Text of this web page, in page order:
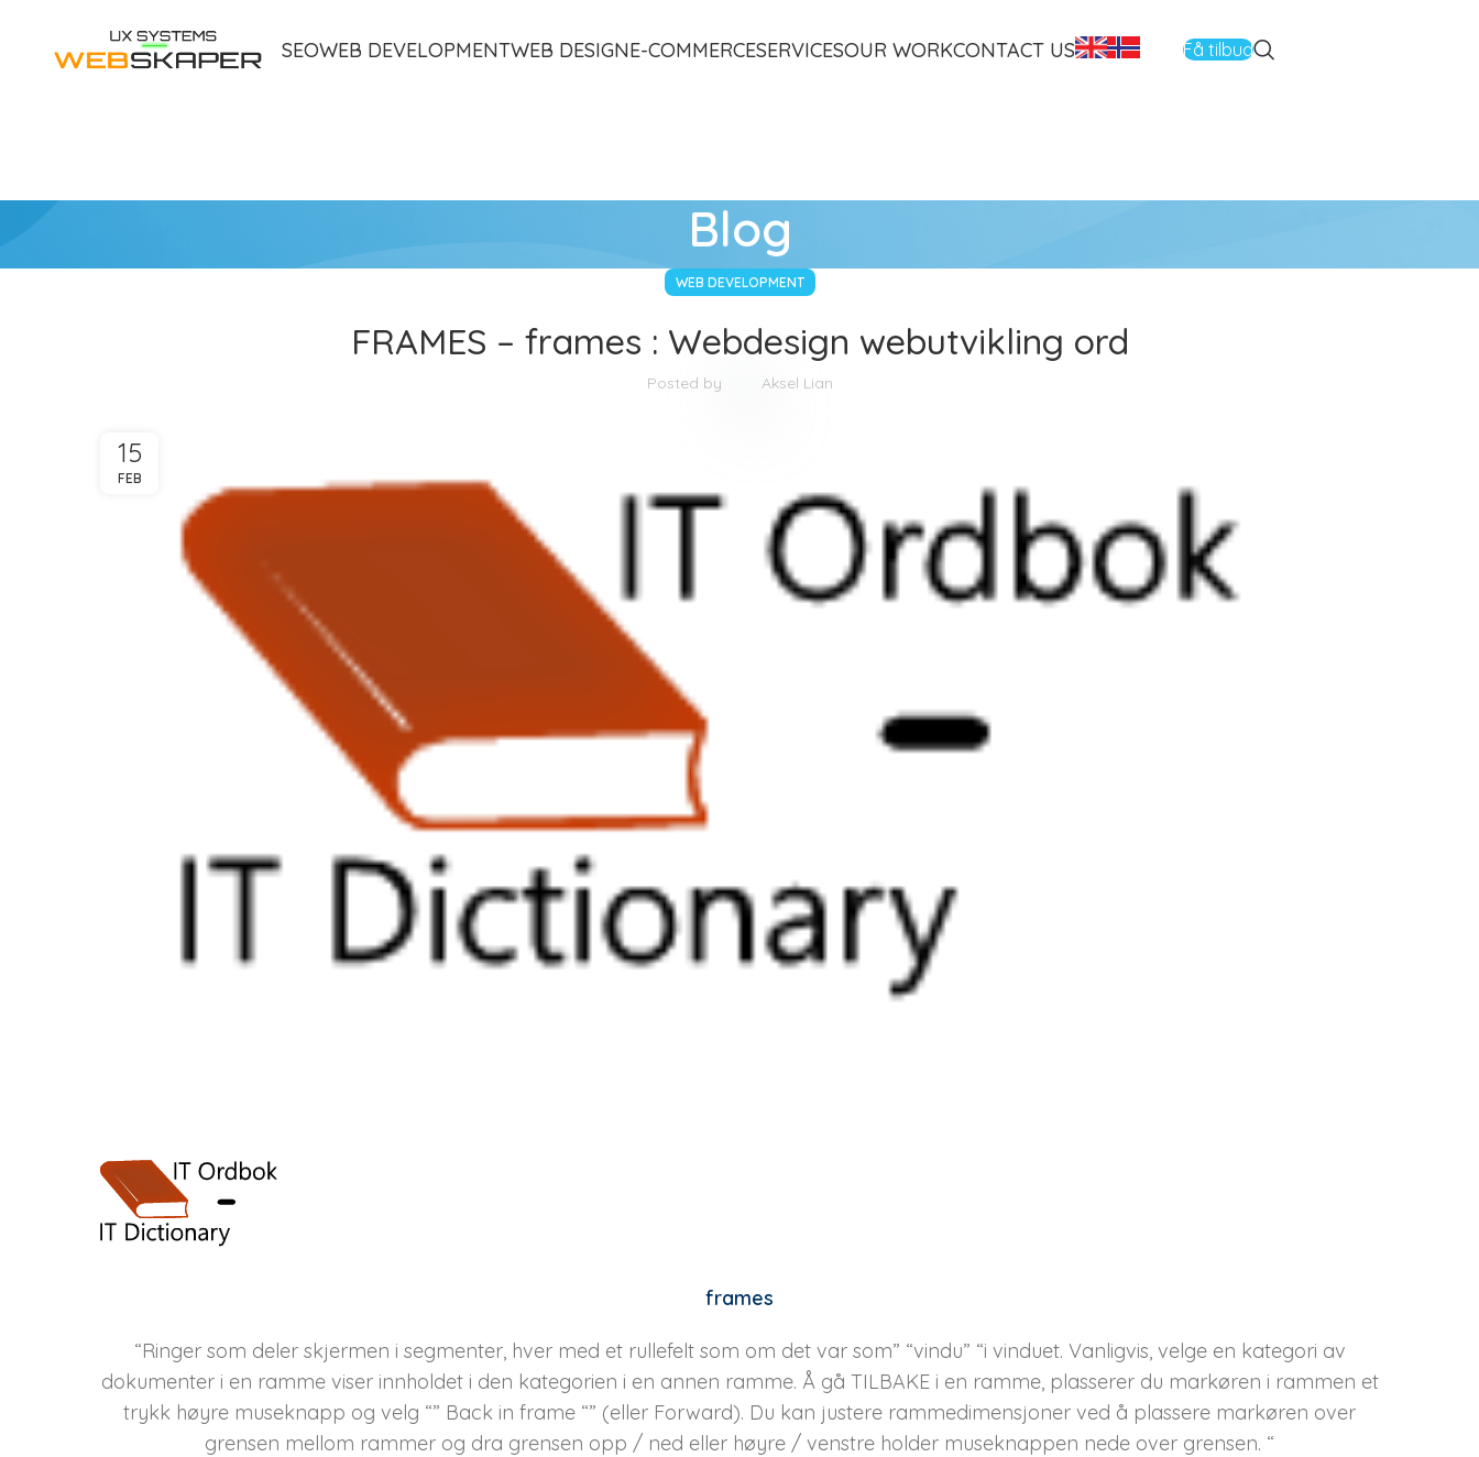
SEOWEB DEVELOPMENTWEB DESIGNE-COMMERCESERVICESOUR WORKCONTACT US Få tilbud
Blog
WEB DEVELOPMENT
FRAMES – frames : Webdesign webutvikling ord
Posted by Aksel Lian
15
FEB
frames
“Ringer som deler skjermen i segmenter, hver med et rullefelt som om det var som” “vindu” “i vinduet. Vanligvis, velge en kategori av
dokumenter i en ramme viser innholdet i den kategorien i en annen ramme. Å gå TILBAKE i en ramme, plasserer du markøren i rammen et
trykk høyre museknapp og velg “” Back in frame “” (eller Forward). Du kan justere rammedimensjoner ved å plassere markøren over
grensen mellom rammer og dra grensen opp / ned eller høyre / venstre holder museknappen nede over grensen. “